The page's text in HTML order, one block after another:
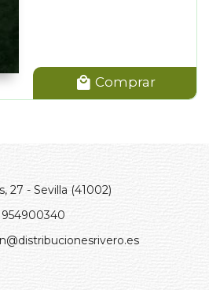
Comprar
27 - Sevilla (41002)
954900340